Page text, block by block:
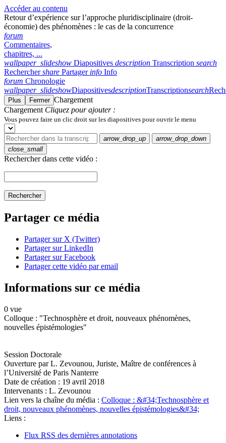
Accéder au contenu
Retour d’expérience sur l’approche pluridisciplinaire (droit-
économie) des phénomènes : le cas de la concurrence
forum
Commentaires,
chapitres, ...
wallpaper_slideshow Diapositives description Transcription search
Rechercher share Partager info Info
forum Chronologie
wallpaper_slideshowDiapositivesdescriptionTranscriptionsearch
Plus Fermer Chargement
Chargement Cliquez pour ajouter :
Vous pouvez faire un clic droit sur les diapositives pour ouvrir le menu
arrow_drop_up
arrow_drop_down
close_small
Rechercher dans cette vidéo :
Rechercher
Partager ce média
Partager sur X (Twitter)
Partager sur LinkedIn
Partager sur Facebook
Partager cette vidéo par email
Informations sur ce média
0 vue
Colloque : "Technosphère et droit, nouveaux phénomènes,
nouvelles épistémologies"
Session Doctorale
Ouverture par L. Zevounou, Juriste, Maître de conférences à
l’Université de Paris Nanterre
Date de création : 19 avril 2018
Intervenants : L. Zevounou
Lien vers la chaîne du média : Colloque : &#34;Technosphère et
droit, nouveaux phénomènes, nouvelles épistémologies&#34;
Liens :
Flux RSS des dernières annotations